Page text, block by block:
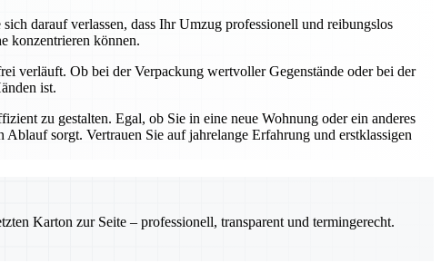
darauf verlassen, dass Ihr Umzug professionell und reibungslos
konzentrieren können.
verläuft. Ob bei der Verpackung wertvoller Gegenstände oder bei der
ist.
zu gestalten. Egal, ob Sie in eine neue Wohnung oder ein anderes
sorgt. Vertrauen Sie auf jahrelange Erfahrung und erstklassigen
Karton zur Seite – professionell, transparent und termingerecht.